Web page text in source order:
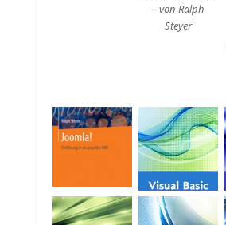
– von Ralph
Steyer